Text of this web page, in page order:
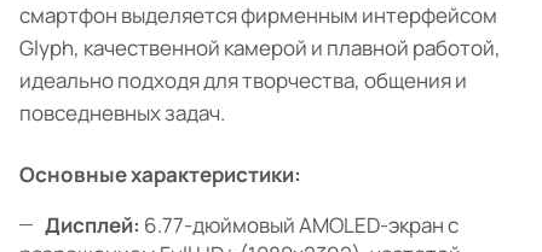
смартфон выделяется фирменным интерфейсом
Glyph, качественной камерой и плавной работой,
идеально подходя для творчества, общения и
повседневных задач.
Основные характеристики:
Дисплей: 6.77-дюймовый AMOLED-экран с